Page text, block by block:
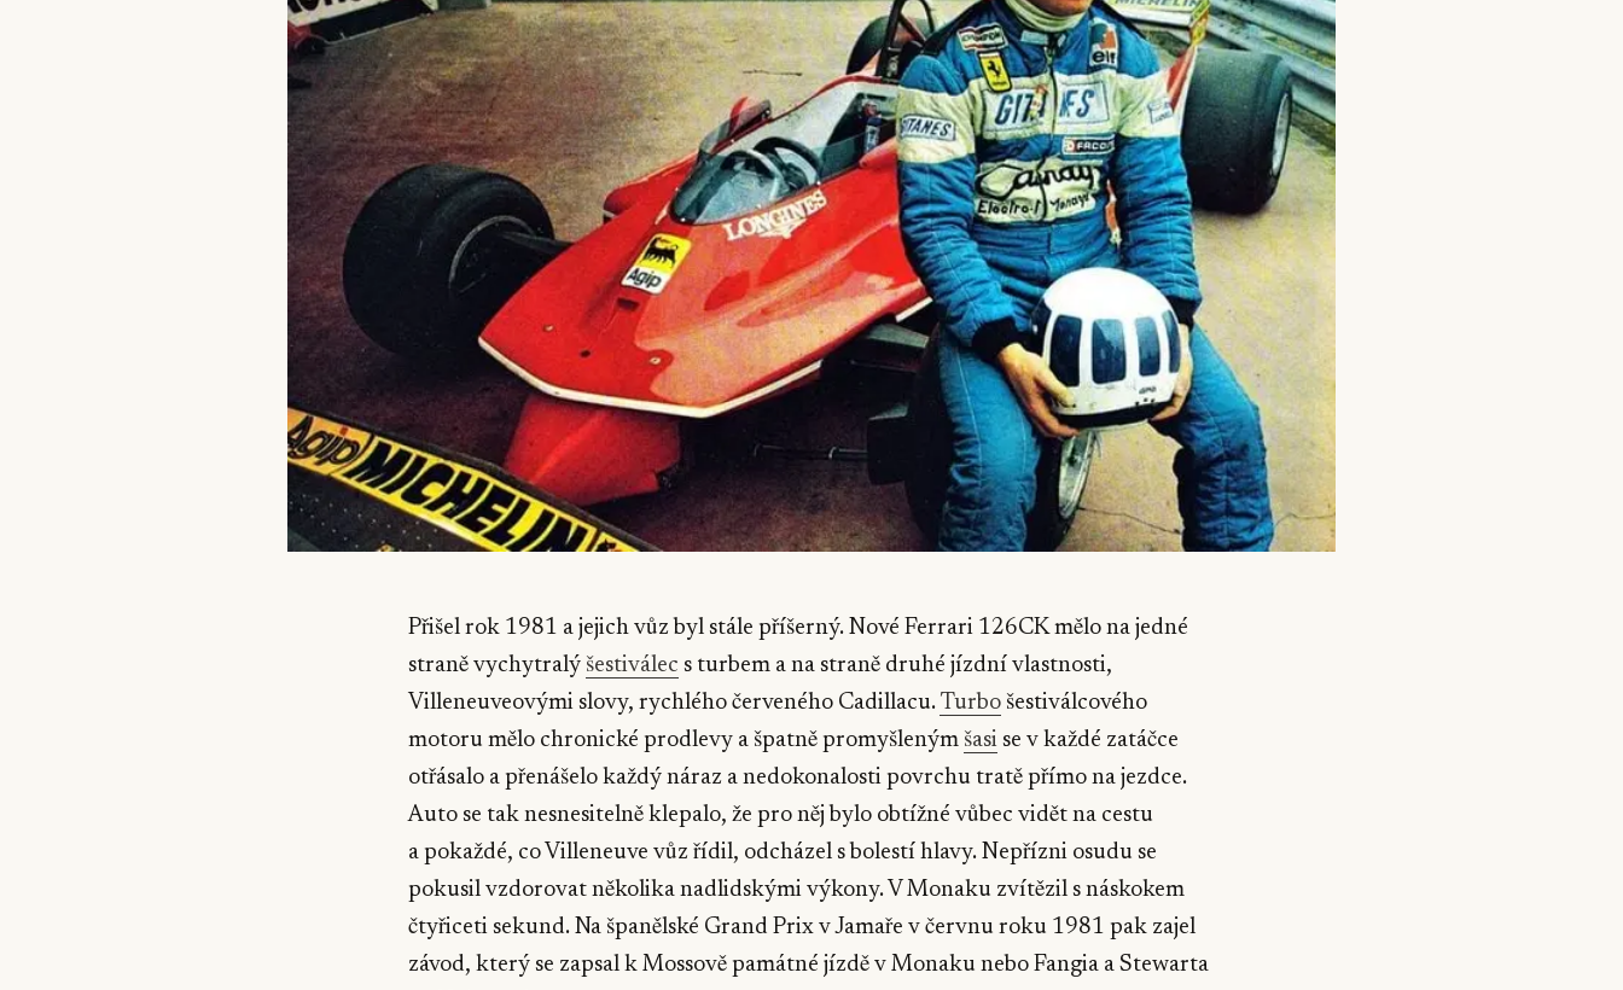
Přišel rok 1981 a jejich vůz byl stále příšerný. Nové Ferrari 126CK mělo na jedné
straně vychytralý šestiválec s turbem a na straně druhé jízdní vlastnosti,
Villeneuveovými slovy, rychlého červeného Cadillacu. Turbo šestiválcového
motoru mělo chronické prodlevy a špatně promyšleným šasi se v každé zatáčce
otřásalo a přenášelo každý náraz a nedokonalosti povrchu tratě přímo na jezdce.
Auto se tak nesnesitelně klepalo, že pro něj bylo obtížné vůbec vidět na cestu
a pokaždé, co Villeneuve vůz řídil, odcházel s bolestí hlavy. Nepřízni osudu se
pokusil vzdorovat několika nadlidskými výkony. V Monaku zvítězil s náskokem
čtyřiceti sekund. Na španělské Grand Prix v Jamaře v červnu roku 1981 pak zajel
závod, který se zapsal k Mossově památné jízdě v Monaku nebo Fangia a Stewarta